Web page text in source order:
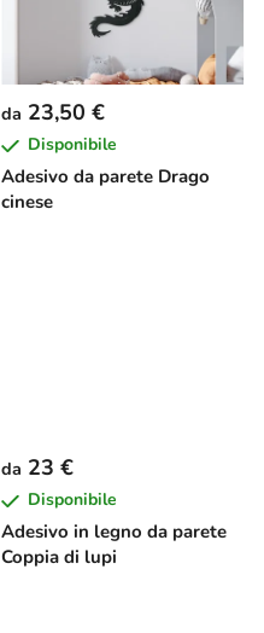
Adesivo da parete Drago
cinese
da 23,50 €
Disponibile
Adesivo in legno da parete
Coppia di lupi
da 23 €
Disponibile